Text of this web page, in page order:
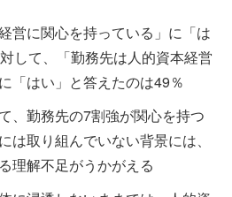
営に関心を持っている」に「は
して、「勤務先は人的資本経営
「はい」と答えたのは49％
、勤務先の7割強が関心を持つ
は取り組んでいない背景には、
理解不足がうかがえる